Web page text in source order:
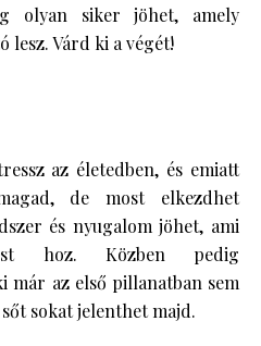
olyan siker jöhet, amely
lesz. Várd ki a végét!
az életedben, és emiatt
de most elkezdhet
és nyugalom jöhet, ami
hoz. Közben pedig
már az első pillanatban sem
sokat jelenthet majd.